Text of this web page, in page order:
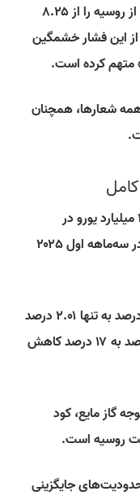
اما هند که از سال ۲۰۲۱ تا ۲۰۲۴ وارداتش از روسیه را از ۸.۲۵
رسانده، از این فشار خشمگین
متهم کرده است.
شعارها، همچنان
اتحادیه اروپا واردات از روسیه را از ۳۰.۵۸ میلیارد یورو در
سه‌ماهه اول ۲۰۲۱ به ۸.۷۴ میلیارد یورو در سه‌ماهه اول ۲۰۲۵
از ۲۸.۷۴ درصد به تنها ۲.۰۱ درصد
رسیده، و وابستگی به گاز روسیه از ۴۸ درصد به ۱۷ درصد کاهش
گاز مایع، کود
روسیه است.
جایگزینی